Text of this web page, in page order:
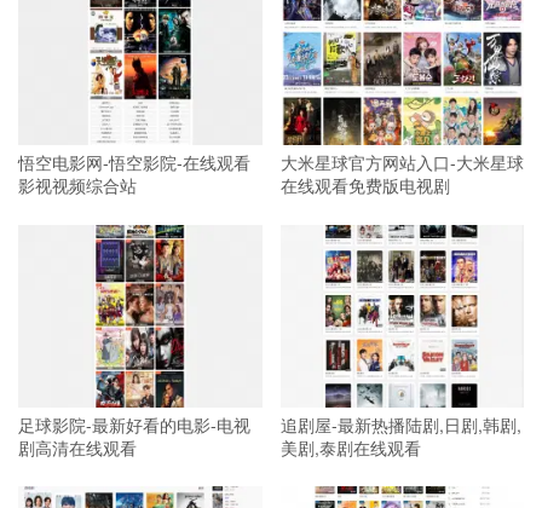
悟空电影网-悟空影院-在线观看
影视视频综合站
大米星球官方网站入口-大米星球
在线观看免费版电视剧
足球影院-最新好看的电影-电视
剧高清在线观看
追剧屋-最新热播陆剧,日剧,韩剧,
美剧,泰剧在线观看